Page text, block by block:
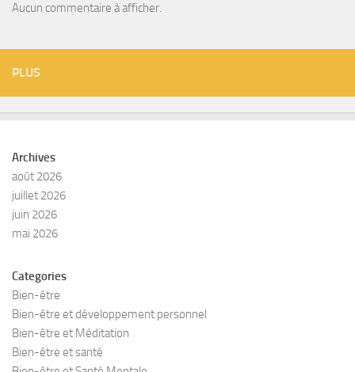
Aucun commentaire à afficher.
PLUS
Archives
août 2026
juillet 2026
juin 2026
mai 2026
Categories
Bien-être
Bien-être et développement personnel
Bien-être et Méditation
Bien-être et santé